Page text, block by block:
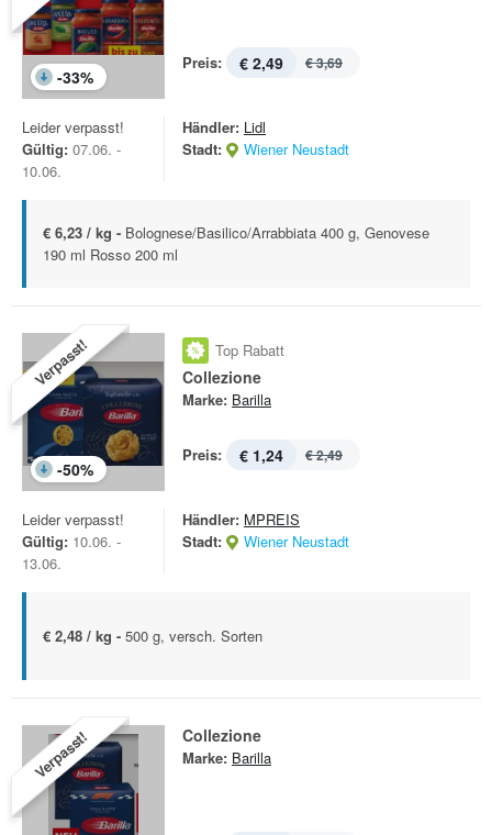
-33%
Preis: € 2,49 € 3,69
Leider verpasst!
Gültig: 07.06. -
10.06.
Händler: Lidl
Stadt:
Wiener Neustadt
€ 6,23 / kg - Bolognese/Basilico/Arrabbiata 400 g, Genovese
190 ml Rosso 200 ml
Verpasst!
-50%
Top Rabatt
Collezione
Marke: Barilla
Preis: € 1,24 € 2,49
Leider verpasst!
Gültig: 10.06. -
13.06.
Händler: MPREIS
Stadt:
Wiener Neustadt
€ 2,48 / kg - 500 g, versch. Sorten
Verpasst! Collezione
Marke: Barilla